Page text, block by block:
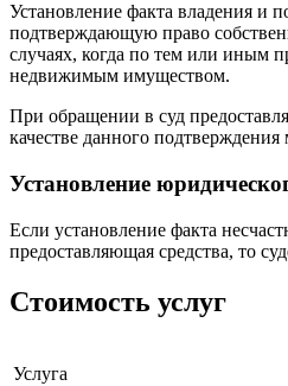
Установление факта владения и
подтверждающую право
случаях, когда по тем или иным
недвижимым имуществом.
При обращении в суд
качестве данного
Установление
Если установление факта
предоставляющая средства, то
Стоимость услуг
Услуга